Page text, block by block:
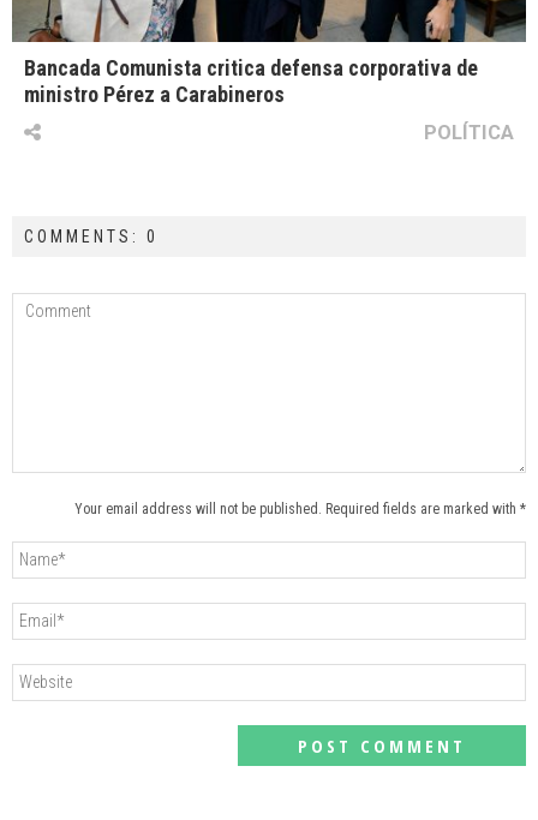
Bancada Comunista critica defensa corporativa de
ministro Pérez a Carabineros
POLÍTICA
COMMENTS: 0
Your email address will not be published. Required fields are marked with *